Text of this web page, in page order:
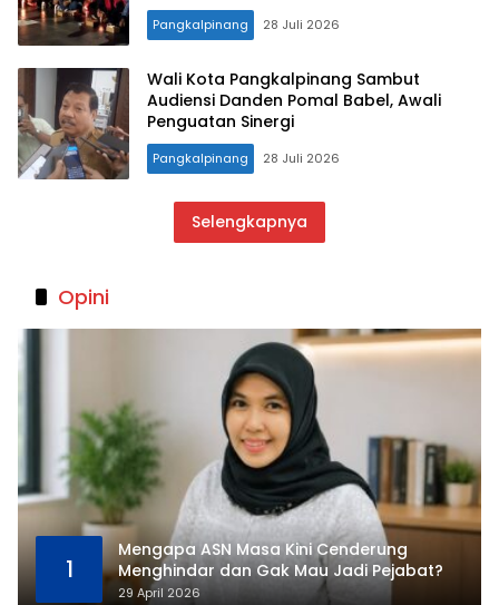
Pangkalpinang 28 Juli 2026
Wali Kota Pangkalpinang Sambut
Audiensi Danden Pomal Babel, Awali
Penguatan Sinergi
Pangkalpinang 28 Juli 2026
Selengkapnya
Opini
1
Mengapa ASN Masa Kini Cenderung
Menghindar dan Gak Mau Jadi Pejabat?
29 April 2026